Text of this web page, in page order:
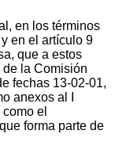
en los términos
en el artículo 9
que a estos
la Comisión
fechas 13-02-01,
anexos al I
el
forma parte de